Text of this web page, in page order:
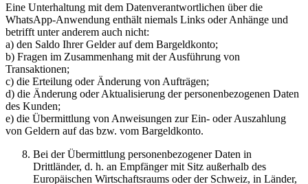
Eine Unterhaltung mit dem Datenverantwortlichen über die
WhatsApp-Anwendung enthält niemals Links oder Anhänge und
betrifft unter anderem auch nicht:
a) den Saldo Ihrer Gelder auf dem Bargeldkonto;
b) Fragen im Zusammenhang mit der Ausführung von
Transaktionen;
c) die Erteilung oder Änderung von Aufträgen;
d) die Änderung oder Aktualisierung der personenbezogenen Daten
des Kunden;
e) die Übermittlung von Anweisungen zur Ein- oder Auszahlung
von Geldern auf das bzw. vom Bargeldkonto.
Bei der Übermittlung personenbezogener Daten in
Drittländer, d. h. an Empfänger mit Sitz außerhalb des
Europäischen Wirtschaftsraums oder der Schweiz, in Länder,